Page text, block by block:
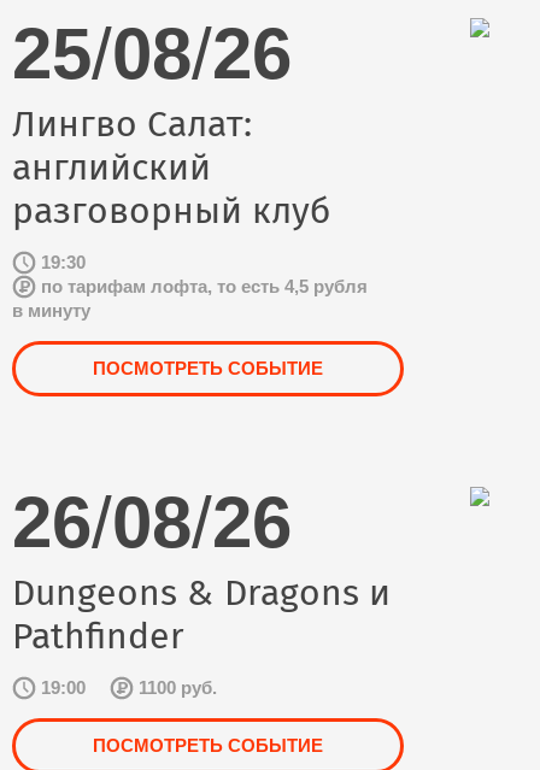
25/08/26
Лингво Салат:
английский
разговорный клуб
19:30
по тарифам лофта, то есть 4,5 рубля
в минуту
ПОСМОТРЕТЬ СОБЫТИЕ
26/08/26
Dungeons & Dragons и
Pathfinder
19:00 1100 руб.
ПОСМОТРЕТЬ СОБЫТИЕ